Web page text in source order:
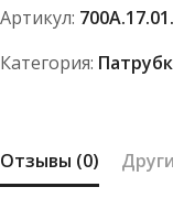
Артикул:
Категория:
Отзывы (0)